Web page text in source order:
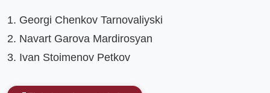
1. Georgi Chenkov Tarnovaliyski
2. Navart Garova Mardirosyan
3. Ivan Stoimenov Petkov